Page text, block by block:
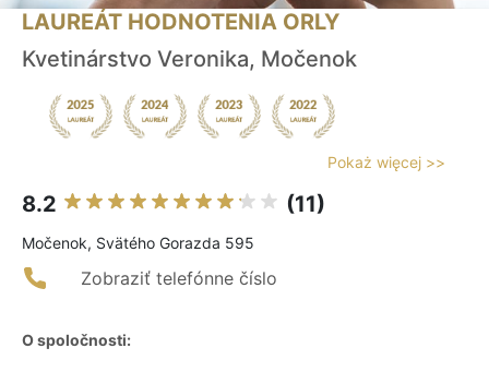
LAUREÁT HODNOTENIA ORLY
Kvetinárstvo Veronika, Močenok
Pokaż więcej >>
8.2 (11)
Močenok, Svätého Gorazda 595
Zobraziť telefónne číslo
O spoločnosti: